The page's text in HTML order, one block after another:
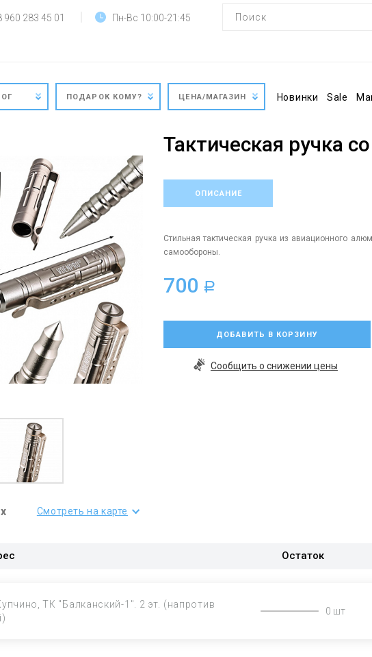
960 283 45 01 Пн-Вс 10:00-21:45
ПОДАРОК КОМУ? ЦЕНА/МАГАЗИН Новинки Sale
Тактическая ручка
ОПИСАНИЕ
Стильная тактическая ручка из авиационного
самообороны.
700 a
ДОБАВИТЬ В КОРЗИНУ
Сообщить о снижении цены
Смотреть на карте
Остаток
ТК "Балканский-1". 2 эт. (напротив
0 шт